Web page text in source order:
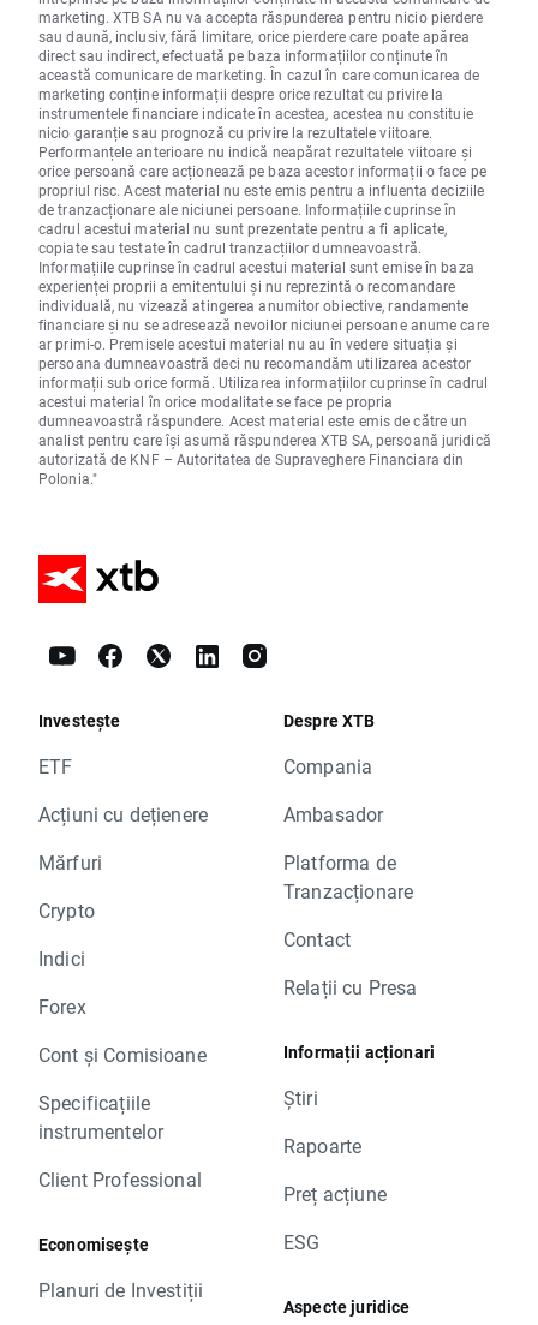
marketing. XTB SA nu va accepta răspunderea pentru nicio pierdere
sau daună, inclusiv, fără limitare, orice pierdere care poate apărea
direct sau indirect, efectuată pe baza informațiilor conținute în
această comunicare de marketing. În cazul în care comunicarea de
marketing conține informații despre orice rezultat cu privire la
instrumentele financiare indicate în acestea, acestea nu constituie
nicio garanție sau prognoză cu privire la rezultatele viitoare.
Performanțele anterioare nu indică neapărat rezultatele viitoare și
orice persoană care acționează pe baza acestor informații o face pe
propriul risc. Acest material nu este emis pentru a influenta deciziile
de tranzacționare ale niciunei persoane. Informațiile cuprinse în
cadrul acestui material nu sunt prezentate pentru a fi aplicate,
copiate sau testate în cadrul tranzacțiilor dumneavoastră.
Informațiile cuprinse în cadrul acestui material sunt emise în baza
experienței proprii a emitentului și nu reprezintă o recomandare
individuală, nu vizează atingerea anumitor obiective, randamente
financiare și nu se adresează nevoilor niciunei persoane anume care
ar primi-o. Premisele acestui material nu au în vedere situația și
persoana dumneavoastră deci nu recomandăm utilizarea acestor
informații sub orice formă. Utilizarea informațiilor cuprinse în cadrul
acestui material în orice modalitate se face pe propria
dumneavoastră răspundere. Acest material este emis de către un
analist pentru care își asumă răspunderea XTB SA, persoană juridică
autorizată de KNF – Autoritatea de Supraveghere Financiara din
Polonia."
Investește
ETF
Acțiuni cu dețienere
Mărfuri
Crypto
Indici
Forex
Cont și Comisioane
Specificațiile
instrumentelor
Client Professional
Economisește
Planuri de Investiții
Despre XTB
Compania
Ambasador
Platforma de
Tranzacționare
Contact
Relații cu Presa
Informații acționari
Știri
Rapoarte
Preț acțiune
ESG
Aspecte juridice